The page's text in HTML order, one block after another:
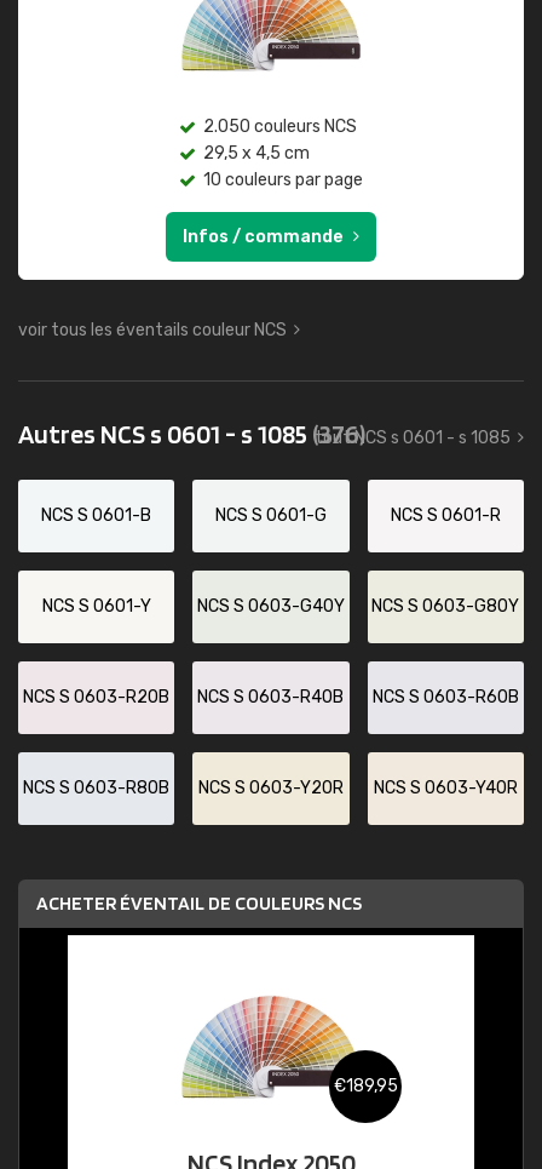
2.050 couleurs NCS
29,5 x 4,5 cm
10 couleurs par page
Infos / commande
voir tous les éventails couleur NCS
Autres NCS s 0601 - s 1085 (376)
tout NCS s 0601 - s 1085
NCS S 0601-B NCS S 0601-G NCS S 0601-R
NCS S 0601-Y NCS S 0603-G40Y NCS S 0603-G80Y
NCS S 0603-R20B NCS S 0603-R40B NCS S 0603-R60B
NCS S 0603-R80B NCS S 0603-Y20R NCS S 0603-Y40R
ACHETER ÉVENTAIL DE COULEURS NCS
€189,95